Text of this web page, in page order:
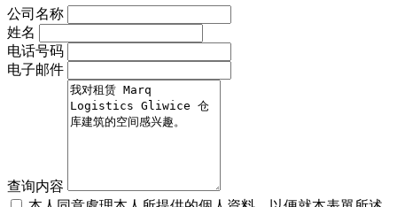
公司名称
姓名
电话号码
电子邮件
查询内容